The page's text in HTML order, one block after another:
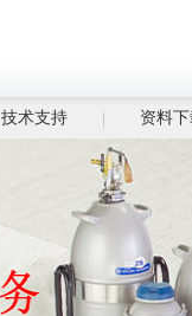
技术支持 资料